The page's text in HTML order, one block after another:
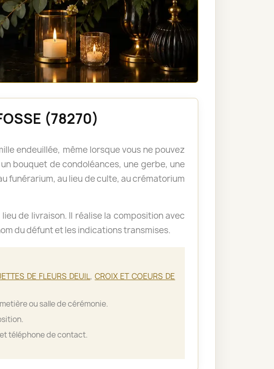
(78270)
endeuillée, même lorsque vous ne pouvez
bouquet de condoléances, une gerbe, une
funérarium, au lieu de culte, au crématorium
de livraison. Il réalise la composition avec
du défunt et les indications transmises.
DE FLEURS DEUIL,CROIX ET COEURS DE
ou salle de cérémonie.
téléphone de contact.